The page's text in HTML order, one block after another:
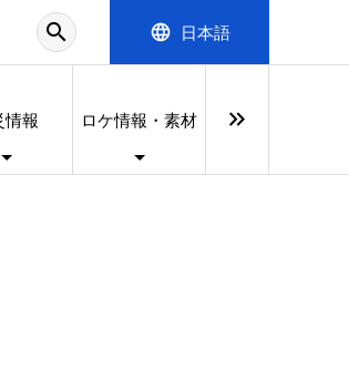
search language 日本語
情報 ロケ情報・素材 keyboard_double_arrow_right